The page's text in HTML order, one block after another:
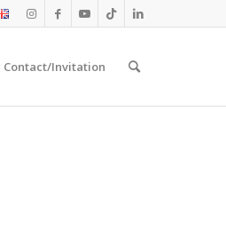
Contact/Invitation